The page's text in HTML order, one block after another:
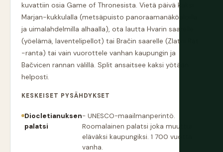
kuvattiin osia Game of Thronesista. Vietä päivä kaksi
Marjan-kukkulalla (metsäpuisto panoraamanäköaloilla
ja uimalahdelmilla alhaalla), ota lautta Hvarin saarelle
(yöelämä, laventelipellot) tai Bračin saarelle (Zlatni Rat
-ranta) tai vain vuorottele vanhan kaupungin ja
Bačvicen rannan välillä. Split ansaitsee kaksi yötään
helposti.
KESKEISET PYSÄHDYKSET
Diocletianuksen
palatsi
- UNESCO-maailmanperintö.
Roomalainen palatsi joka muuttui
eläväksi kaupungiksi. 1 700 vuotta
vanha.